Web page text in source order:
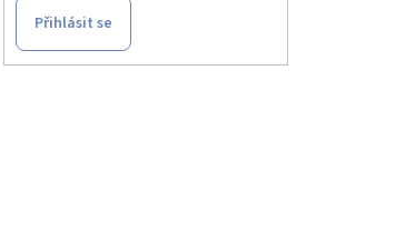
Přihlásit se